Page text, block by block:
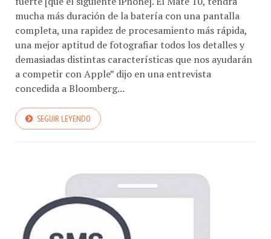
completa, una rapidez de procesamiento más rápida,
una mejor aptitud de fotografiar todos los detalles y
demasiadas distintas características que nos ayudarán
a competir con Apple” dijo en una entrevista
concedida a Bloomberg...